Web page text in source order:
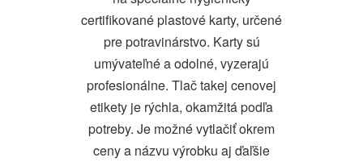
certifikované plastové karty, určené
pre potravinárstvo. Karty sú
umývateľné a odolné, vyzerajú
profesionálne. Tlač takej cenovej
etikety je rýchla, okamžitá podľa
potreby. Je možné vytlačiť okrem
ceny a názvu výrobku aj ďaľšie